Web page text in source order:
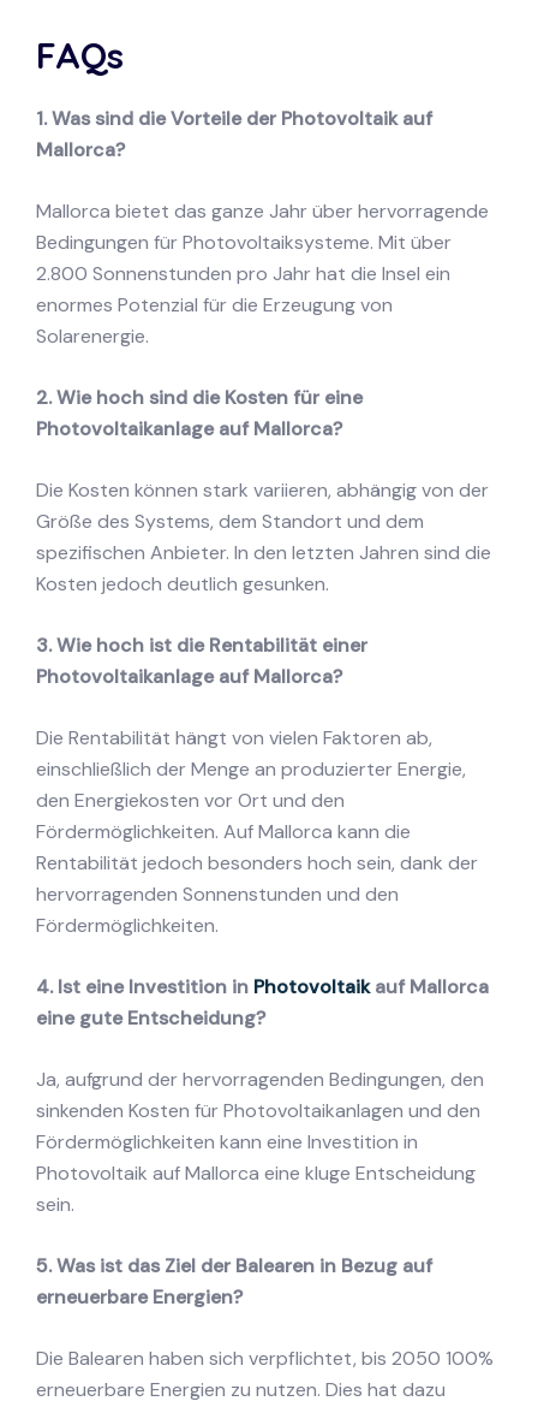
FAQs
1. Was sind die Vorteile der Photovoltaik auf
Mallorca?
Mallorca bietet das ganze Jahr über hervorragende
Bedingungen für Photovoltaiksysteme. Mit über
2.800 Sonnenstunden pro Jahr hat die Insel ein
enormes Potenzial für die Erzeugung von
Solarenergie.
2. Wie hoch sind die Kosten für eine
Photovoltaikanlage auf Mallorca?
Die Kosten können stark variieren, abhängig von der
Größe des Systems, dem Standort und dem
spezifischen Anbieter. In den letzten Jahren sind die
Kosten jedoch deutlich gesunken.
3. Wie hoch ist die Rentabilität einer
Photovoltaikanlage auf Mallorca?
Die Rentabilität hängt von vielen Faktoren ab,
einschließlich der Menge an produzierter Energie,
den Energiekosten vor Ort und den
Fördermöglichkeiten. Auf Mallorca kann die
Rentabilität jedoch besonders hoch sein, dank der
hervorragenden Sonnenstunden und den
Fördermöglichkeiten.
4. Ist eine Investition in Photovoltaikauf Mallorca
eine gute Entscheidung?
Ja, aufgrund der hervorragenden Bedingungen, den
sinkenden Kosten für Photovoltaikanlagen und den
Fördermöglichkeiten kann eine Investition in
Photovoltaik auf Mallorca eine kluge Entscheidung
sein.
5. Was ist das Ziel der Balearen in Bezug auf
erneuerbare Energien?
Die Balearen haben sich verpflichtet, bis 2050 100%
erneuerbare Energien zu nutzen. Dies hat dazu